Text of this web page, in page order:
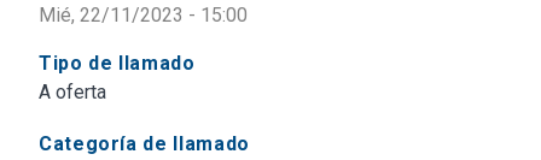
Mié, 22/11/2023 - 15:00
Tipo de llamado
A oferta
Categoría de llamado